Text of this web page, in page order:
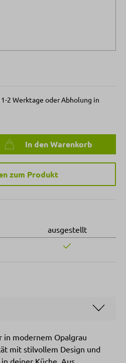
2 Werktage oder Abholung in
den gewünschten
In den Warenkorb
zum Produkt
ausgestellt
in modernem Opalgrau
mit stilvollem Design und
deiner Küche. Aus